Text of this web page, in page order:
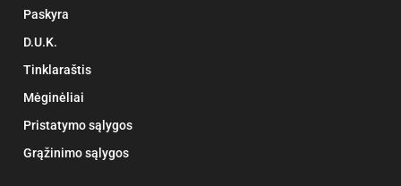
Paskyra
D.U.K.
Tinklaraštis
Mėginėliai
Pristatymo sąlygos
Grąžinimo sąlygos